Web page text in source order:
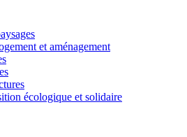
et aménagement
écologique et solidaire